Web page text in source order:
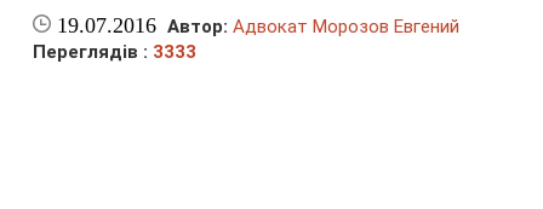
19.07.2016 Автор: Адвокат Морозов Евгений
Переглядів : 3333